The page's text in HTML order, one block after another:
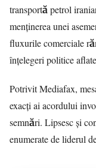
transportă petrol
menținerea unei
fluxurile comerciale
înțelegeri politice
PotrivitMediafax,
exacți ai acordului
semnări. Lipsesc și
enumerate de liderul